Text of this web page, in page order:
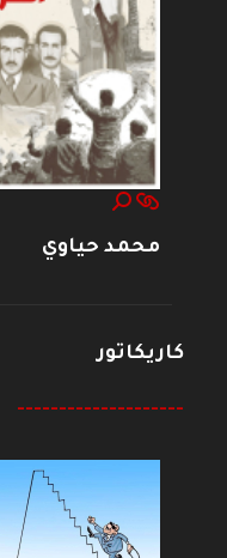
محمد حياوي
كاريكاتور
--------------------